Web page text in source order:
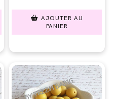
AJOUTER AU
PANIER